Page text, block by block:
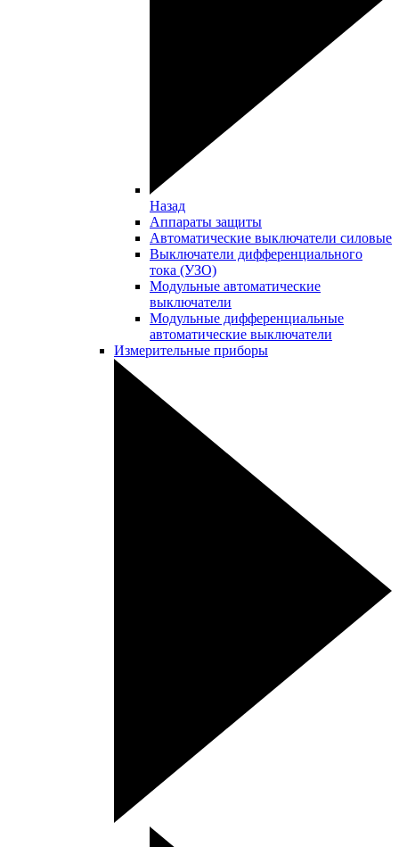
Назад
Аппараты защиты
Автоматические выключатели силовые
Выключатели дифференциального
тока (УЗО)
Модульные автоматические
выключатели
Модульные дифференциальные
автоматические выключатели
Измерительные приборы